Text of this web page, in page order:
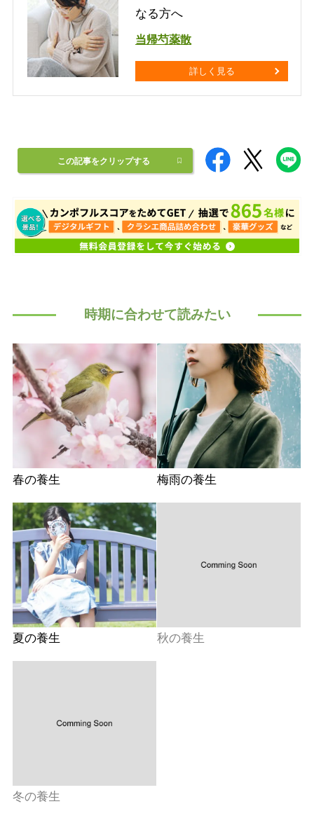
なる方へ
当帰芍薬散
詳しく見る
この記事をクリップする
時期に合わせて読みたい
春の養生 梅雨の養生
夏の養生 秋の養生
冬の養生